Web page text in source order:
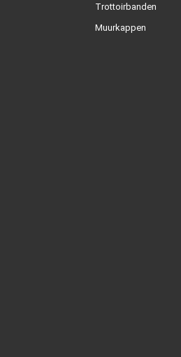
Trottoirbanden
Muurkappen